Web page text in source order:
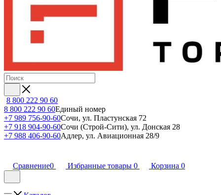
8 800 222 90 60
8 800 222 90 60Единый номер
+7 989 756-90-60Сочи, ул. Пластунская 72
+7 918 904-90-60Сочи (Строй-Сити), ул. Донская 28
+7 988 406-90-60Адлер, ул. Авиационная 28/9
Сравнение0 Избранные товары 0 Корзина 0